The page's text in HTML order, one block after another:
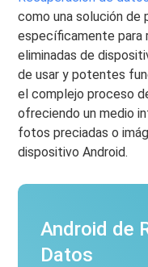
como una solución de
específicamente para
eliminadas de
de usar y potentes
el complejo proceso
ofreciendo un medio
fotos preciadas o
dispositivo Android.
Android de
Datos